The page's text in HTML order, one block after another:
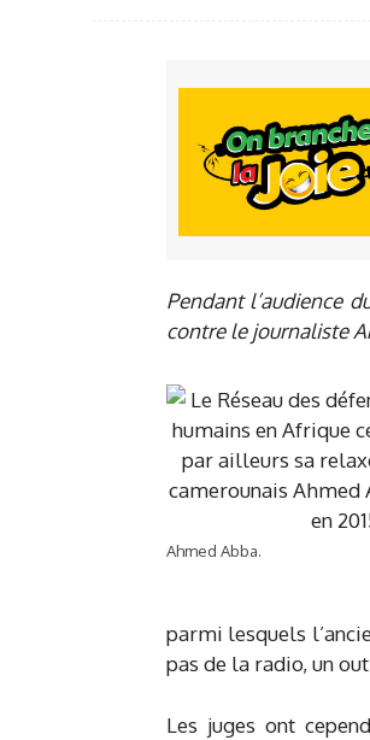
Pendant l’audience
contre le journaliste
Ahmed Abba.
parmi lesquels
pas de la radio, un
Les juges ont